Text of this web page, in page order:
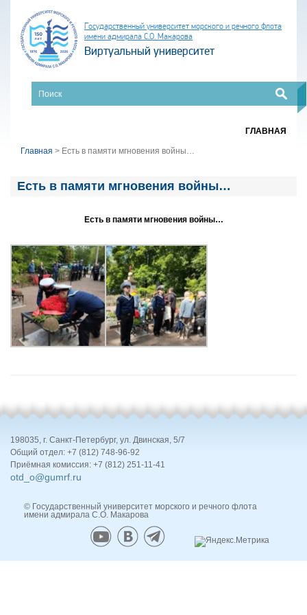
Государственный университет морского и речного флота
имени адмирала С.О. Макарова
Виртуальный университет
ГЛАВНАЯ
Главная > Есть в памяти мгновения войны…
Есть в памяти мгновения войны…
Есть в памяти мгновения войны…
198035, г. Санкт-Петербург, ул. Двинская, 5/7
Общий отдел: +7 (812) 748-96-92
Приёмная комиссия: +7 (812) 251-11-41
otd_o@gumrf.ru
© Государственный университет морского и речного флота
имени адмирала С.О. Макарова